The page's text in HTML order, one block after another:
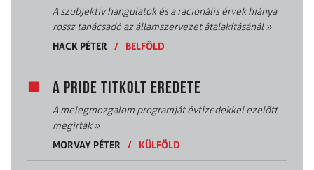
A szubjektív hangulatok és a racionális érvek hiánya
rossz tanácsadó az államszervezet átalakításánál»
HACK PÉTER
/ BELFÖLD
A PRIDE TITKOLT EREDETE
A melegmozgalom programját évtizedekkel ezelőtt
megírták»
MORVAY PÉTER
/ KÜLFÖLD